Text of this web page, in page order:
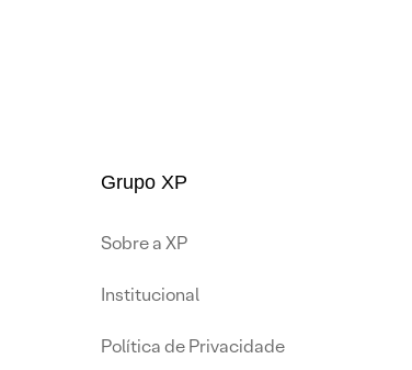
Grupo XP
Sobre a XP
Institucional
Política de Privacidade